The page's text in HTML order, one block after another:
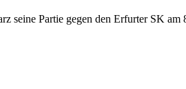
seine Partie gegen den Erfurter SK